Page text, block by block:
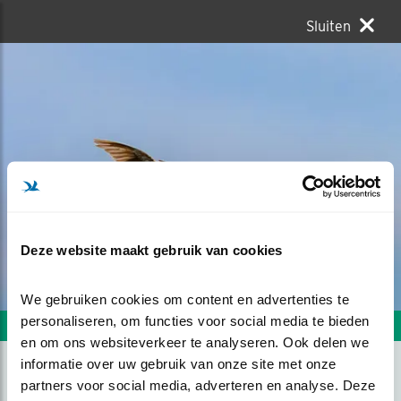
Deze website maakt gebruik van cookies
We gebruiken cookies om content en advertenties te
personaliseren, om functies voor social media te bieden
en om ons websiteverkeer te analyseren. Ook delen we
informatie over uw gebruik van onze site met onze
partners voor social media, adverteren en analyse. Deze
Sluiten
Volgende foto Vorige foto